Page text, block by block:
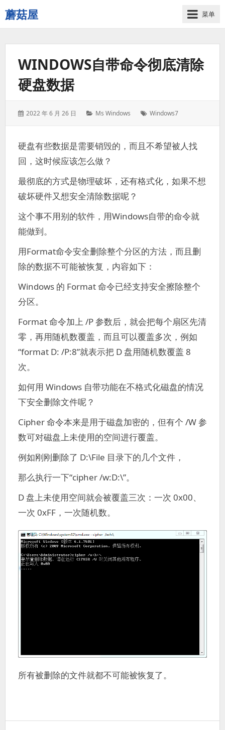
蘑菇屋
欢
迎
菜单
WINDOWS自带命令彻底清除
硬盘数据
发
2022 年 6 月 26 日
分
Ms Windows
标
Windows7
硬盘有些数据是需要销毁的，而且不希望被人找
回，这时候应该怎么做？
最彻底的方式是物理破坏，还有格式化，如果不想
破坏硬件又想安全清除数据呢？
这个事不用别的软件，用Windows自带的命令就
能做到。
用Format命令安全删除整个分区的方法，而且删
除的数据不可能被恢复，内容如下：
Windows 的 Format 命令已经支持安全擦除整个
分区。
Format 命令加上 /P 参数后，就会把每个扇区先清
零，再用随机数覆盖，而且可以覆盖多次，例如
“format D: /P:8”就表示把 D 盘用随机数覆盖 8
次。
如何用 Windows 自带功能在不格式化磁盘的情况
下安全删除文件呢？
Cipher 命令本来是用于磁盘加密的，但有个 /W 参
数可对磁盘上未使用的空间进行覆盖。
例如刚刚删除了 D:\File 目录下的几个文件，
那么执行一下“cipher /w:D:\”。
D 盘上未使用空间就会被覆盖三次：一次 0x00、
一次 0xFF，一次随机数。
所有被删除的文件就都不可能被恢复了。